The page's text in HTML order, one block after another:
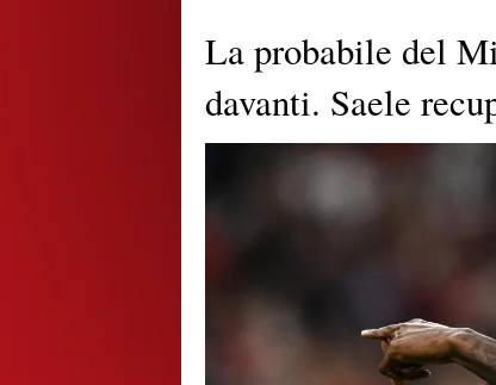
La probabile del
davanti. Saele